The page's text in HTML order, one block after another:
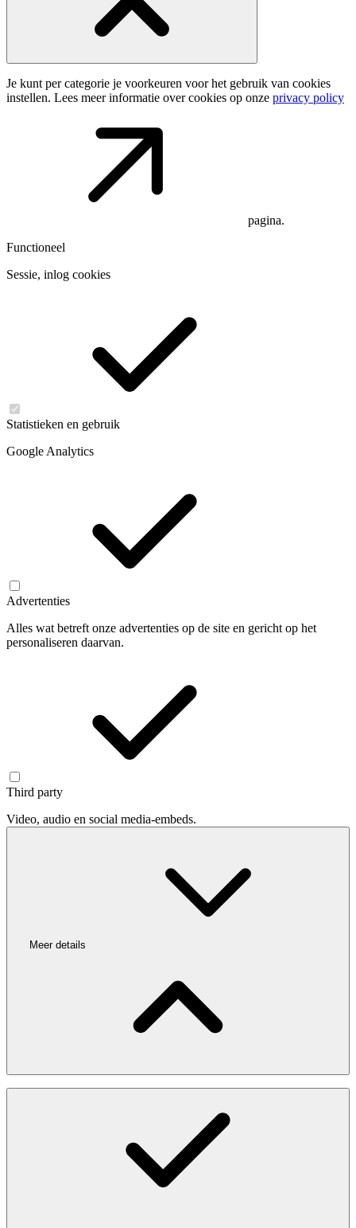
Je kunt per categorie je voorkeuren voor het gebruik van cookies
instellen. Lees meer informatie over cookies op onze privacy policy
pagina.
Functioneel
Sessie, inlog cookies
Statistieken en gebruik
Google Analytics
Advertenties
Alles wat betreft onze advertenties op de site en gericht op het
personaliseren daarvan.
Third party
Video, audio en social media-embeds.
Meer details